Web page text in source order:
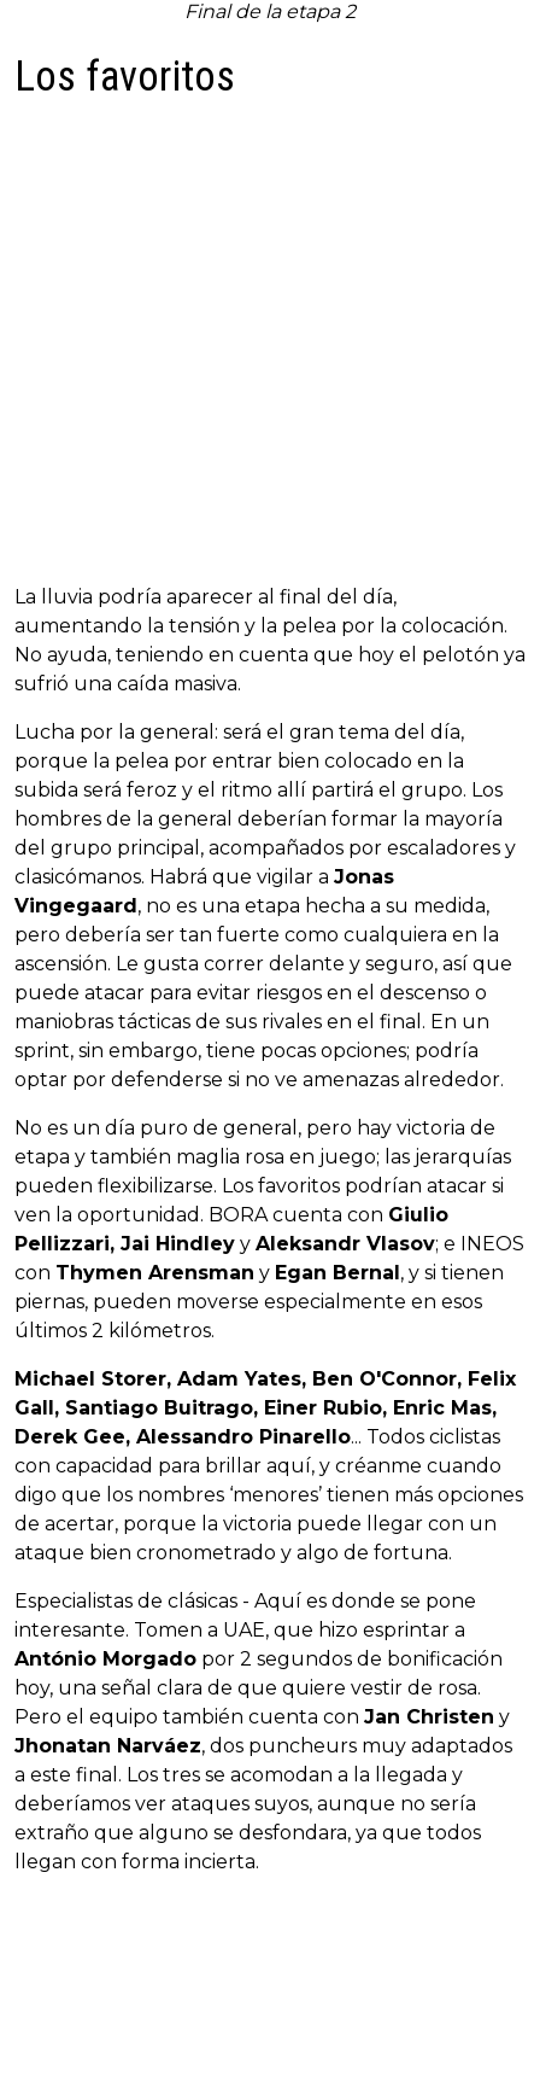
Final de la etapa 2
Los favoritos
La lluvia podría aparecer al final del día,
aumentando la tensión y la pelea por la colocación.
No ayuda, teniendo en cuenta que hoy el pelotón ya
sufrió una caída masiva.
Lucha por la general: será el gran tema del día,
porque la pelea por entrar bien colocado en la
subida será feroz y el ritmo allí partirá el grupo. Los
hombres de la general deberían formar la mayoría
del grupo principal, acompañados por escaladores y
clasicómanos. Habrá que vigilar a Jonas
Vingegaard, no es una etapa hecha a su medida,
pero debería ser tan fuerte como cualquiera en la
ascensión. Le gusta correr delante y seguro, así que
puede atacar para evitar riesgos en el descenso o
maniobras tácticas de sus rivales en el final. En un
sprint, sin embargo, tiene pocas opciones; podría
optar por defenderse si no ve amenazas alrededor.
No es un día puro de general, pero hay victoria de
etapa y también maglia rosa en juego; las jerarquías
pueden flexibilizarse. Los favoritos podrían atacar si
ven la oportunidad. BORA cuenta con Giulio
Pellizzari, Jai Hindley y Aleksandr Vlasov; e INEOS
con Thymen Arensman y Egan Bernal, y si tienen
piernas, pueden moverse especialmente en esos
últimos 2 kilómetros.
Michael Storer, Adam Yates, Ben O'Connor, Felix
Gall, Santiago Buitrago, Einer Rubio, Enric Mas,
Derek Gee, Alessandro Pinarello... Todos ciclistas
con capacidad para brillar aquí, y créanme cuando
digo que los nombres ‘menores’ tienen más opciones
de acertar, porque la victoria puede llegar con un
ataque bien cronometrado y algo de fortuna.
Especialistas de clásicas - Aquí es donde se pone
interesante. Tomen a UAE, que hizo esprintar a
António Morgado por 2 segundos de bonificación
hoy, una señal clara de que quiere vestir de rosa.
Pero el equipo también cuenta con Jan Christen y
Jhonatan Narváez, dos puncheurs muy adaptados
a este final. Los tres se acomodan a la llegada y
deberíamos ver ataques suyos, aunque no sería
extraño que alguno se desfondara, ya que todos
llegan con forma incierta.